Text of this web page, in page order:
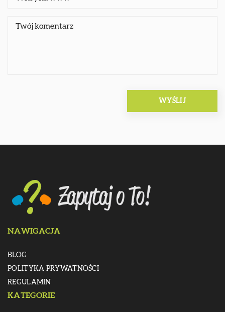
NAWIGACJA
BLOG
POLITYKA PRYWATNOŚCI
REGULAMIN
KATEGORIE